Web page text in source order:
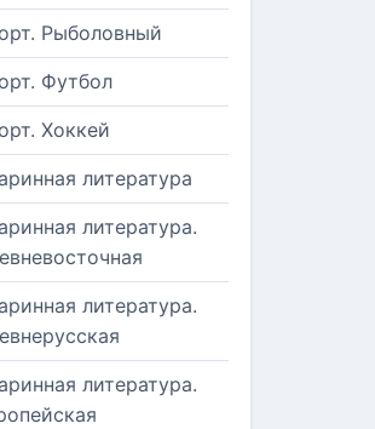
Рыболовный
Футбол
Хоккей
литература
литература.
литература.
литература.